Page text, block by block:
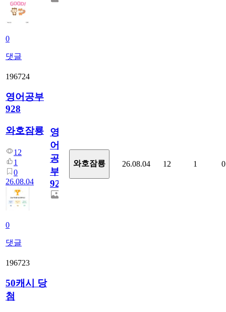
0
댓글
196724
영어공부
928
와호잠룡
12
1
0
26.08.04
0
댓글
영
어
공
부
928
와호잠룡 26.08.04 12 1 0
196723
50캐시 당
첨